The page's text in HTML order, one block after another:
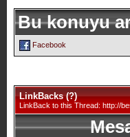
Bu konuyu
Facebook
LinkBacks (?)
LinkBack to this Thread: http://